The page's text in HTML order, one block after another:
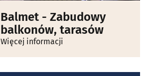
Balmet - Zabudowy
balkonów, tarasów
Więcej informacji